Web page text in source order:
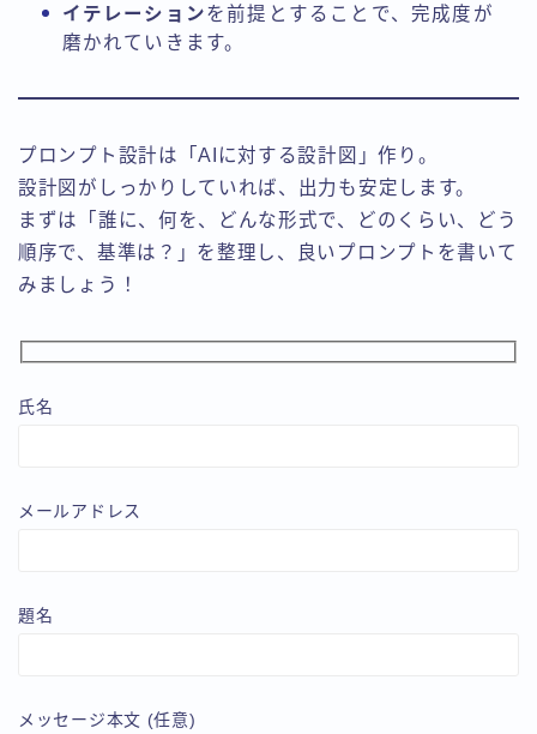
イテレーションを前提とすることで、完成度が
磨かれていきます。
プロンプト設計は「AIに対する設計図」作り。
設計図がしっかりしていれば、出力も安定します。
まずは「誰に、何を、どんな形式で、どのくらい、どう
順序で、基準は？」を整理し、良いプロンプトを書いて
みましょう！
氏名
メールアドレス
題名
メッセージ本文 (任意)